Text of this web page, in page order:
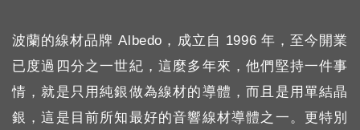
波蘭的線材品牌 Albedo，成立自 1996 年，至今開業
已度過四分之一世紀，這麼多年來，他們堅持一件事
情，就是只用純銀做為線材的導體，而且是用單結晶
銀，這是目前所知最好的音響線材導體之一。更特別